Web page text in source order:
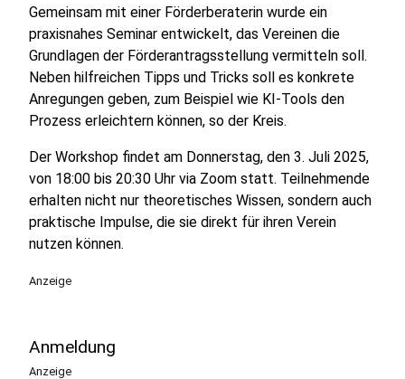
Gemeinsam mit einer Förderberaterin wurde ein
praxisnahes Seminar entwickelt, das Vereinen die
Grundlagen der Förderantragsstellung vermitteln soll.
Neben hilfreichen Tipps und Tricks soll es konkrete
Anregungen geben, zum Beispiel wie KI-Tools den
Prozess erleichtern können, so der Kreis.
Der Workshop findet am Donnerstag, den 3. Juli 2025,
von 18:00 bis 20:30 Uhr via Zoom statt. Teilnehmende
erhalten nicht nur theoretisches Wissen, sondern auch
praktische Impulse, die sie direkt für ihren Verein
nutzen können.
Anzeige
Anmeldung
Anzeige